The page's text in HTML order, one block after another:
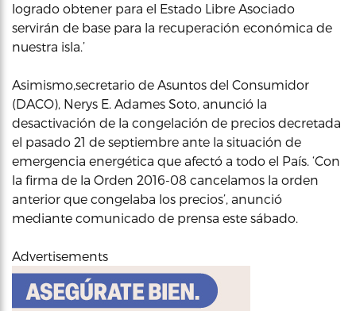
logrado obtener para el Estado Libre Asociado
servirán de base para la recuperación económica de
nuestra isla.’
Asimismo,secretario de Asuntos del Consumidor
(DACO), Nerys E. Adames Soto, anunció la
desactivación de la congelación de precios decretada
el pasado 21 de septiembre ante la situación de
emergencia energética que afectó a todo el País. ‘Con
la firma de la Orden 2016-08 cancelamos la orden
anterior que congelaba los precios’, anunció
mediante comunicado de prensa este sábado.
Advertisements